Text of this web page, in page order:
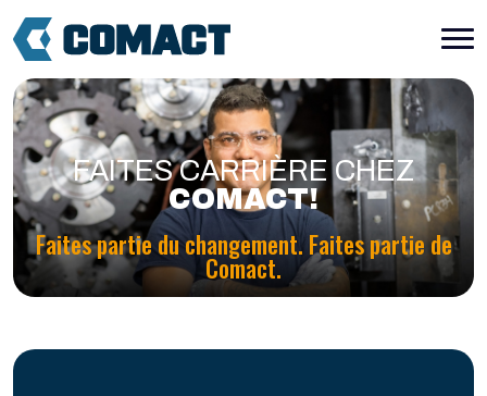
FAITES CARRIÈRE CHEZ
COMACT!
Faites partie du changement. Faites partie de
Comact.